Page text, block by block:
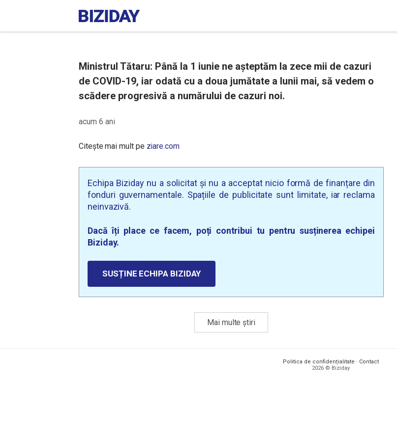
Ministrul Tătaru: Până la 1 iunie ne așteptăm la zece mii de cazuri
de COVID-19, iar odată cu a doua jumătate a lunii mai, să vedem o
scădere progresivă a numărului de cazuri noi.
acum 6 ani
Citește mai mult pe ziare.com
Echipa Biziday nu a solicitat și nu a acceptat nicio formă de finanțare din
fonduri guvernamentale. Spațiile de publicitate sunt limitate, iar reclama
neinvazivă.
Dacă îți place ce facem, poți contribui tu pentru susținerea echipei
Biziday.
SUSȚINE ECHIPA BIZIDAY
Mai multe știri
Politica de confidențialitate · Contact
2026 © Biziday